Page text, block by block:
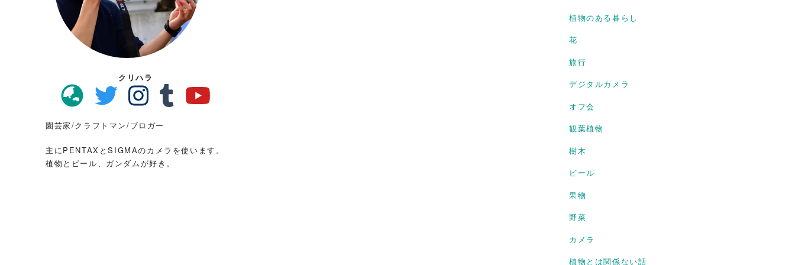
クリハラ
園芸家/クラフトマン/ブロガー
主にPENTAXとSIGMAのカメラを使います。
植物とビール、ガンダムが好き。
植物のある暮らし
花
旅行
デジタルカメラ
オフ会
観葉植物
樹木
ビール
果物
野菜
カメラ
植物とは関係ない話